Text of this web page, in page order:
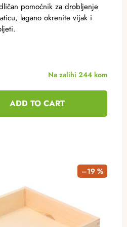
Na zalihi 244 kom
ADD TO CART
pomoćnik za drobljenje
lagano okrenite vijak i
–19 %